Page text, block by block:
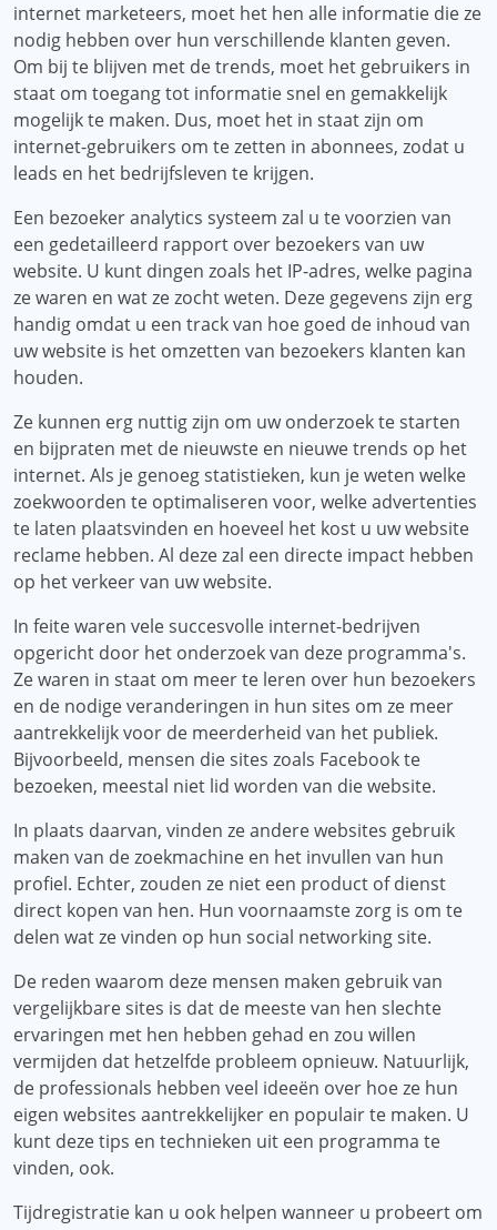
internet marketeers, moet het hen alle informatie die ze
nodig hebben over hun verschillende klanten geven.
Om bij te blijven met de trends, moet het gebruikers in
staat om toegang tot informatie snel en gemakkelijk
mogelijk te maken. Dus, moet het in staat zijn om
internet-gebruikers om te zetten in abonnees, zodat u
leads en het bedrijfsleven te krijgen.
Een bezoeker analytics systeem zal u te voorzien van
een gedetailleerd rapport over bezoekers van uw
website. U kunt dingen zoals het IP-adres, welke pagina
ze waren en wat ze zocht weten. Deze gegevens zijn erg
handig omdat u een track van hoe goed de inhoud van
uw website is het omzetten van bezoekers klanten kan
houden.
Ze kunnen erg nuttig zijn om uw onderzoek te starten
en bijpraten met de nieuwste en nieuwe trends op het
internet. Als je genoeg statistieken, kun je weten welke
zoekwoorden te optimaliseren voor, welke advertenties
te laten plaatsvinden en hoeveel het kost u uw website
reclame hebben. Al deze zal een directe impact hebben
op het verkeer van uw website.
In feite waren vele succesvolle internet-bedrijven
opgericht door het onderzoek van deze programma's.
Ze waren in staat om meer te leren over hun bezoekers
en de nodige veranderingen in hun sites om ze meer
aantrekkelijk voor de meerderheid van het publiek.
Bijvoorbeeld, mensen die sites zoals Facebook te
bezoeken, meestal niet lid worden van die website.
In plaats daarvan, vinden ze andere websites gebruik
maken van de zoekmachine en het invullen van hun
profiel. Echter, zouden ze niet een product of dienst
direct kopen van hen. Hun voornaamste zorg is om te
delen wat ze vinden op hun social networking site.
De reden waarom deze mensen maken gebruik van
vergelijkbare sites is dat de meeste van hen slechte
ervaringen met hen hebben gehad en zou willen
vermijden dat hetzelfde probleem opnieuw. Natuurlijk,
de professionals hebben veel ideeën over hoe ze hun
eigen websites aantrekkelijker en populair te maken. U
kunt deze tips en technieken uit een programma te
vinden, ook.
Tijdregistratie kan u ook helpen wanneer u probeert om